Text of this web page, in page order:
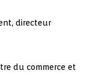
directeur
du commerce et